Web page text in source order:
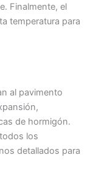
Finalmente, el
temperatura para
al pavimento
de hormigón.
los
detallados para